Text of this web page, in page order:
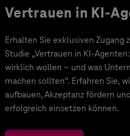
Vertrauen in KI-
Erhalten Sie exklusiven Zugang
Studie „Vertrauen in KI-
wirklich wollen – und was
machen sollten“. Erfahren Sie,
aufbauen, Akzeptanz fördern
erfolgreich einsetzen können.